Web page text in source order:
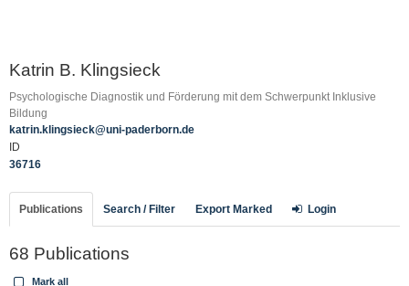
Katrin B. Klingsieck
Psychologische Diagnostik und Förderung mit dem Schwerpunkt Inklusive
Bildung
katrin.klingsieck@uni-paderborn.de
ID
36716
Publications Search / Filter Export Marked Login
68 Publications
Mark all